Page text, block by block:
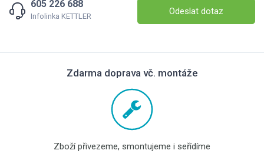
605 226 688
Infolinka KETTLER Odeslat dotaz
Zdarma doprava vč. montáže
Zboží přivezeme, smontujeme i seřídíme